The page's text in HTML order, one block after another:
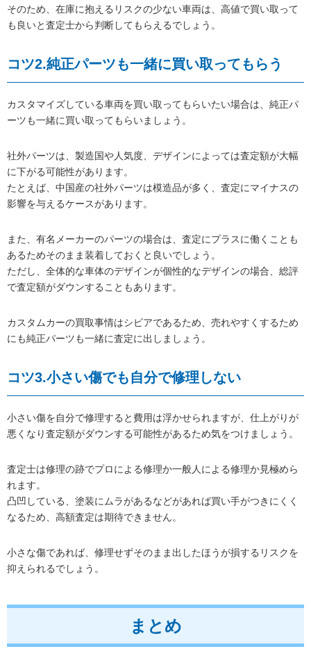
そのため、在庫に抱えるリスクの少ない車両は、高値で買い取って
も良いと査定士から判断してもらえるでしょう。
コツ2.純正パーツも一緒に買い取ってもらう
カスタマイズしている車両を買い取ってもらいたい場合は、純正パ
ーツも一緒に買い取ってもらいましょう。
社外パーツは、製造国や人気度、デザインによっては査定額が大幅
に下がる可能性があります。
たとえば、中国産の社外パーツは模造品が多く、査定にマイナスの
影響を与えるケースがあります。
また、有名メーカーのパーツの場合は、査定にプラスに働くことも
あるためそのまま装着しておくと良いでしょう。
ただし、全体的な車体のデザインが個性的なデザインの場合、総評
で査定額がダウンすることもあります。
カスタムカーの買取事情はシビアであるため、売れやすくするため
にも純正パーツも一緒に査定に出しましょう。
コツ3.小さい傷でも自分で修理しない
小さい傷を自分で修理すると費用は浮かせられますが、仕上がりが
悪くなり査定額がダウンする可能性があるため気をつけましょう。
査定士は修理の跡でプロによる修理か一般人による修理か見極めら
れます。
凸凹している、塗装にムラがあるなどがあれば買い手がつきにくく
なるため、高額査定は期待できません。
小さな傷であれば、修理せずそのまま出したほうが損するリスクを
抑えられるでしょう。
まとめ